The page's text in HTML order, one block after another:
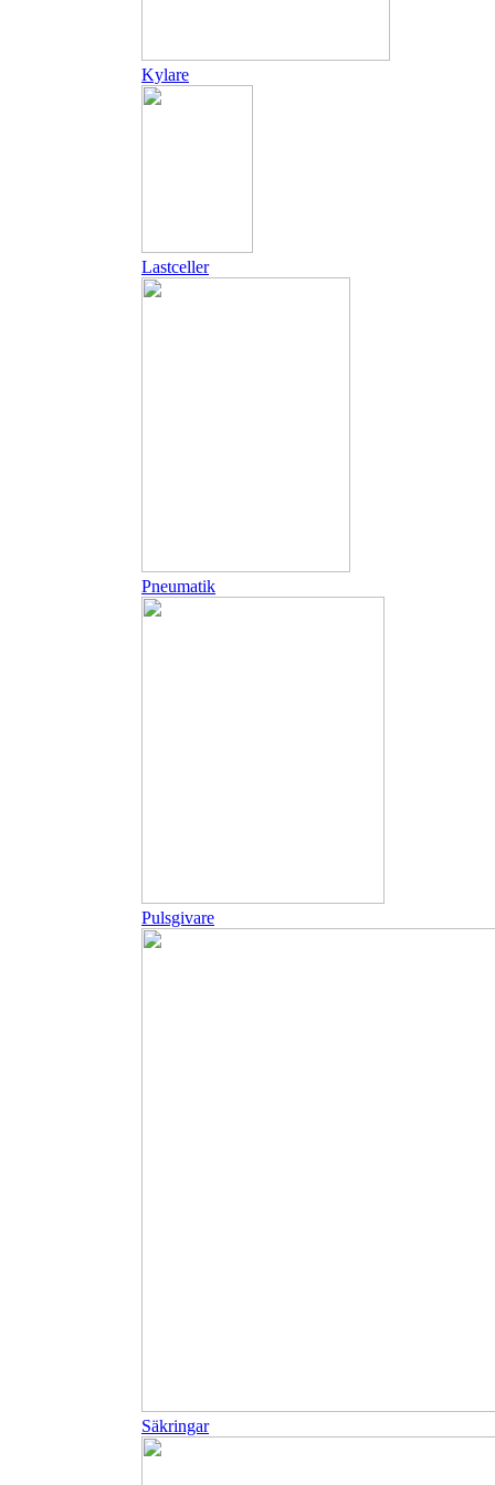
Kylare
Lastceller
Pneumatik
Pulsgivare
Säkringar